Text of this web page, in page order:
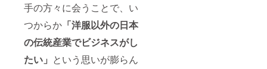
手の方々に会うことで、い
つからか 「洋服以外の日本
の伝統産業でビジネスがし
たい」 という思いが膨らん